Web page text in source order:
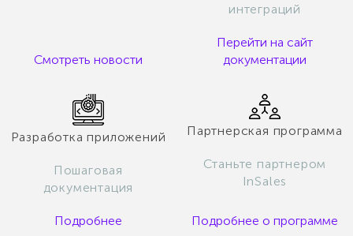
Смотреть новости
интеграций
Перейти на сайт
документации
Разработка приложений
Пошаговая
документация
Подробнее
Партнерская программа
Станьте партнером
InSales
Подробнее о программе